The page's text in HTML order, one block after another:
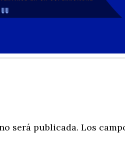
será publicada. Los